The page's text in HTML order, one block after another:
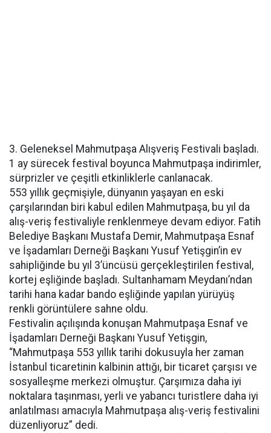
3. Geleneksel Mahmutpaşa Alışveriş Festivali başladı.
1 ay sürecek festival boyunca Mahmutpaşa indirimler,
sürprizler ve çeşitli etkinliklerle canlanacak.
553 yıllık geçmişiyle, dünyanın yaşayan en eski
çarşılarından biri kabul edilen Mahmutpaşa, bu yıl da
alış-veriş festivaliyle renklenmeye devam ediyor. Fatih
Belediye Başkanı Mustafa Demir, Mahmutpaşa Esnaf
ve İşadamları Derneği Başkanı Yusuf Yetişgin’in ev
sahipliğinde bu yıl 3’üncüsü gerçekleştirilen festival,
kortej eşliğinde başladı. Sultanhamam Meydanı’ndan
tarihi hana kadar bando eşliğinde yapılan yürüyüş
renkli görüntülere sahne oldu.
Festivalin açılışında konuşan Mahmutpaşa Esnaf ve
İşadamları Derneği Başkanı Yusuf Yetişgin,
“Mahmutpaşa 553 yıllık tarihi dokusuyla her zaman
İstanbul ticaretinin kalbinin attığı, bir ticaret çarşısı ve
sosyalleşme merkezi olmuştur. Çarşımıza daha iyi
noktalara taşınması, yerli ve yabancı turistlere daha iyi
anlatılması amacıyla Mahmutpaşa alış-veriş festivalini
düzenliyoruz” dedi.